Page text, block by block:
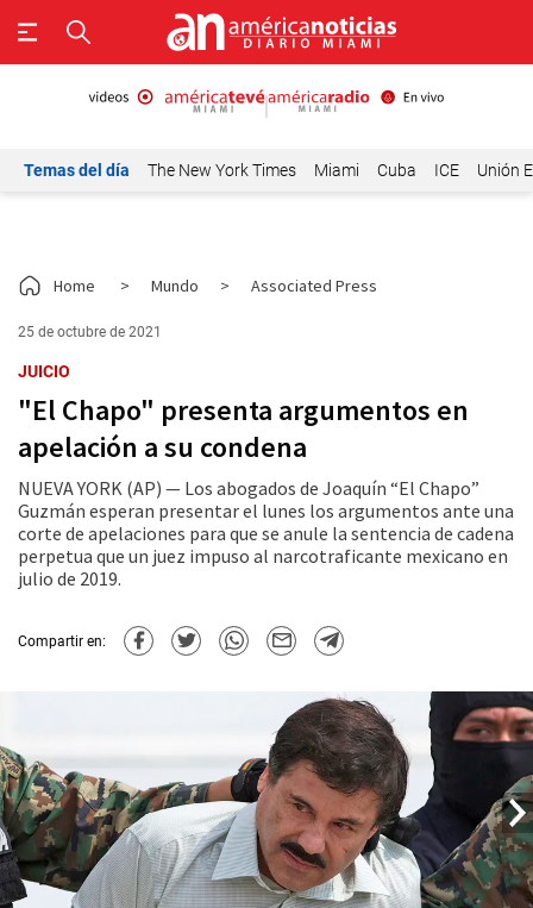
Temas del día The New York Times Miami Cuba ICE Unión
Home > Mundo > Associated Press
25 de octubre de 2021
JUICIO
"El Chapo" presenta argumentos en
apelación a su condena
NUEVA YORK (AP) — Los abogados de Joaquín “El Chapo”
Guzmán esperan presentar el lunes los argumentos ante una
corte de apelaciones para que se anule la sentencia de cadena
perpetua que un juez impuso al narcotraficante mexicano en
julio de 2019.
Compartir en: